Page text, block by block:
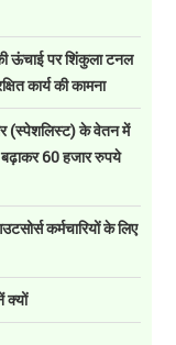
पर शिंकुला टनल
कार्य की कामना
(स्पेशलिस्ट) के वेतन में
60 हजार रुपये
कर्मचारियों के लिए
क्यों